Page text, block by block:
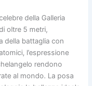
della Galleria
oltre 5 metri,
della battaglia con
l’espressione
rendono
al mondo. La posa